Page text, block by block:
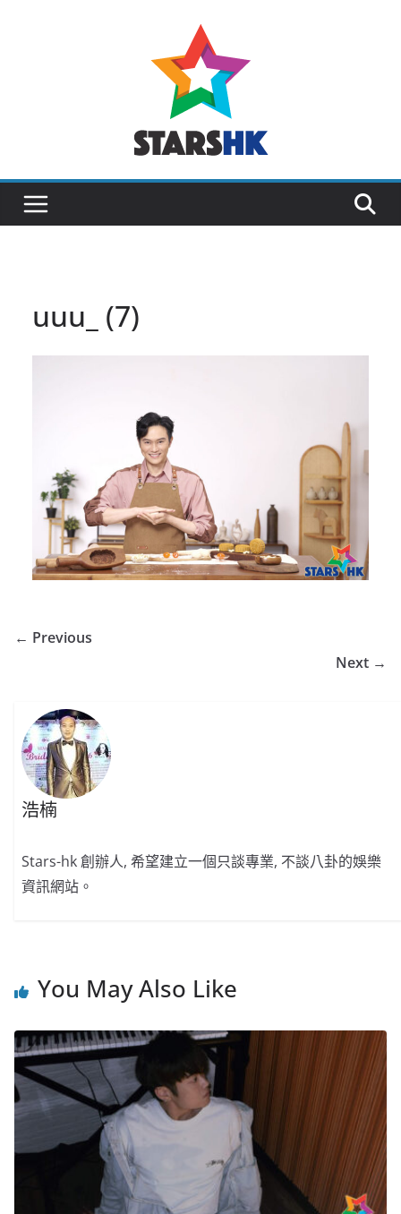
uuu_ (7)
← Previous
Next →
浩楠
Stars-hk 創辦人, 希望建立一個只談專業, 不談八卦的娛樂
資訊網站。
You May Also Like